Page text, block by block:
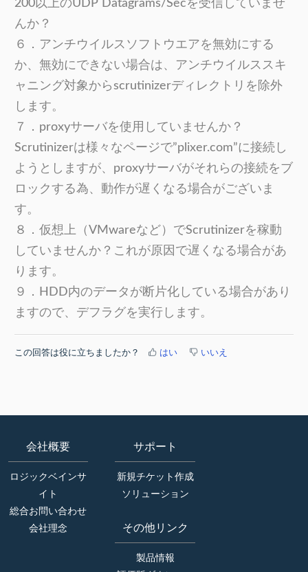
200以上のUDP Datagrams/Secを受信していませ
んか？
６．アンチウイルスソフトウエアを無効にする
か、無効にできない場合は、アンチウイルススキ
ャニング対象からscrutinizerディレクトリを除外
します。
７．proxyサーバを使用していませんか？
Scrutinizerは様々なページで”plixer.com”に接続し
ようとしますが、proxyサーバがそれらの接続をブ
ロックする為、動作が遅くなる場合がございま
す。
８．仮想上（VMwareなど）でScrutinizerを稼動
していませんか？これが原因で遅くなる場合があ
ります。
９．HDD内のデータが断片化している場合があり
ますので、デフラグを実行します。
この回答は役に立ちましたか？ はい いいえ
会社概要
ロジックベインサ
イト
総合お問い合わせ
会社理念
サポート
新規チケット作成
ソリューション
その他リンク
製品情報